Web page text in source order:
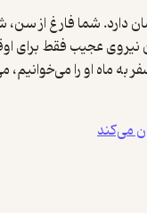
دارد. شما فارغ از
نیروی عجیب فقط
به ماه او را